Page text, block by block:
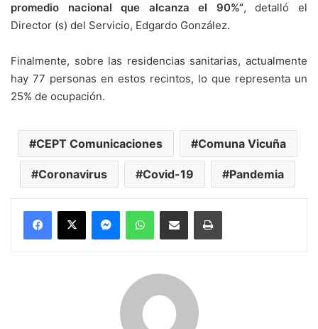
promedio nacional que alcanza el 90%”, detalló el
Director (s) del Servicio, Edgardo González.
Finalmente, sobre las residencias sanitarias, actualmente
hay 77 personas en estos recintos, lo que representa un
25% de ocupación.
CEPT Comunicaciones Comuna Vicuña
Coronavirus Covid-19 Pandemia